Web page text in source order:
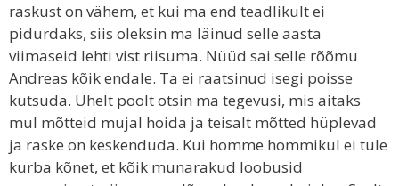
raskust on vähem, et kui ma end teadlikult ei
pidurdaks, siis oleksin ma läinud selle aasta
viimaseid lehti vist riisuma. Nüüd sai selle rõõmu
Andreas kõik endale. Ta ei raatsinud isegi poisse
kutsuda. Ühelt poolt otsin ma tegevusi, mis aitaks
mul mõtteid mujal hoida ja teisalt mõtted hüplevad
ja raske on keskenduda. Kui homme hommikul ei tule
kurba kõnet, et kõik munarakud loobusid